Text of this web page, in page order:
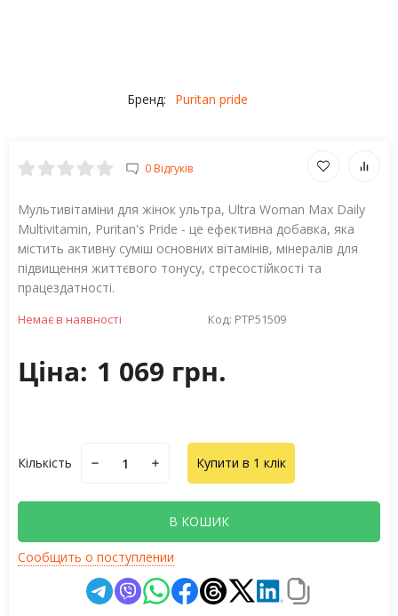
Бренд: Puritan pride
0 Відгуків
Мультивітаміни для жінок ультра, Ultra Woman Max Daily
Multivitamin, Puritan's Pride - це ефективна добавка, яка
містить активну суміш основних вітамінів, мінералів для
підвищення життєвого тонусу, стресостійкості та
працездатності.
Немає в наявності Код: PTP51509
Ціна: 1 069 грн.
Кількість Купити в 1 клік
В КОШИК
Сообщить о поступлении